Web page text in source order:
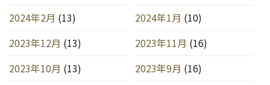
2024年2月 (13) 2024年1月 (10)
2023年12月 (13) 2023年11月 (16)
2023年10月 (13) 2023年9月 (16)